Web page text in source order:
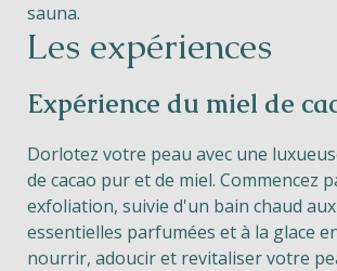
sauna.
Les expériences
Expérience du miel de
Dorlotez votre peau avec une
de cacao pur et de miel. Commencez
exfoliation, suivie d'un bain chaud
essentielles parfumées et à la glace
nourrir, adoucir et revitaliser votre